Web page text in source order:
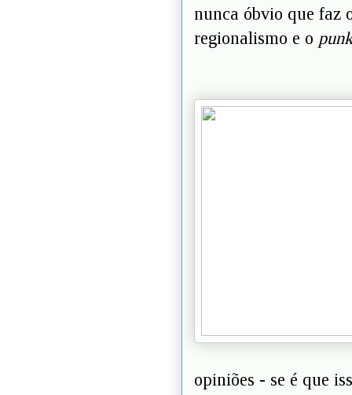
nunca óbvio que faz
regionalismo e o
opiniões - se é que